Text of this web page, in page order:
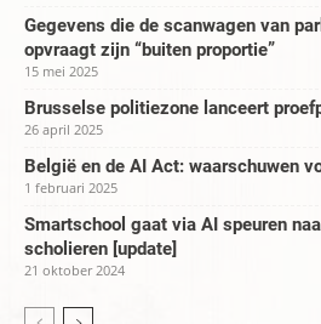
Gegevens die de scanwagen van
opvraagt zijn “buiten proportie”
15 mei 2025
Brusselse politiezone lanceert
26 april 2025
België en de AI Act: waarschuwen
1 februari 2025
Smartschool gaat via AI speuren
scholieren [update]
21 oktober 2024